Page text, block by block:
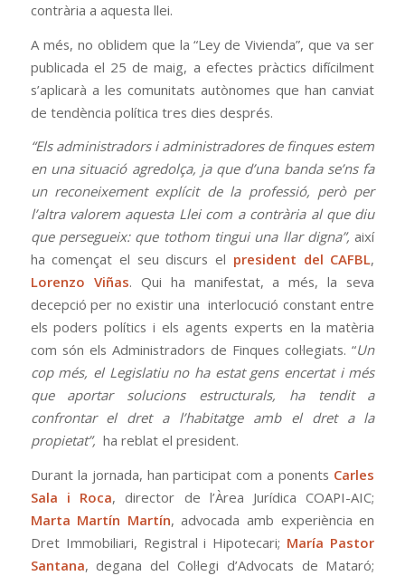
contrària a aquesta llei.
A més, no oblidem que la “Ley de Vivienda”, que va ser
publicada el 25 de maig, a efectes pràctics difícilment
s’aplicarà a les comunitats autònomes que han canviat
de tendència política tres dies després.
“Els administradors i administradores de finques estem
en una situació agredolça, ja que d’una banda se’ns fa
un reconeixement explícit de la professió, però per
l’altra valorem aquesta Llei com a contrària al que diu
que persegueix: que tothom tingui una llar digna”,així
ha començat el seu discurs el president del CAFBL,
Lorenzo Viñas. Qui ha manifestat, a més, la seva
decepció per no existir una interlocució constant entre
els poders polítics i els agents experts en la matèria
com són els Administradors de Finques col·legiats. “Un
cop més, el Legislatiu no ha estat gens encertat i més
que aportar solucions estructurals, ha tendit a
confrontar el dret a l’habitatge amb el dret a la
propietat”, ha reblat el president.
Durant la jornada, han participat com a ponents Carles
Sala i Roca, director de l’Àrea Jurídica COAPI-AIC;
Marta Martín Martín, advocada amb experiència en
Dret Immobiliari, Registral i Hipotecari; María Pastor
Santana, degana del Col·legi d’Advocats de Mataró;